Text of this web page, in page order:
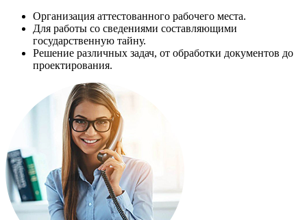
Организация аттестованного рабочего места.
Для работы со сведениями составляющими
государственную тайну.
Решение различных задач, от обработки документов до
проектирования.